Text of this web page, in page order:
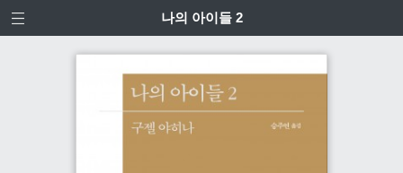
나의 아이들 2